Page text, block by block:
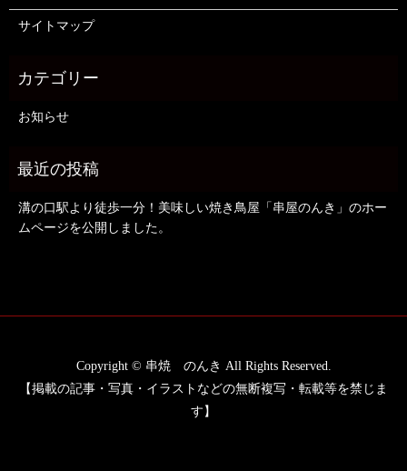
サイトマップ
お知らせ
溝の口駅より徒歩一分！美味しい焼き鳥屋「串屋のんき」のホー
ムページを公開しました。
Copyright © 串焼 のんき All Rights Reserved.
【掲載の記事・写真・イラストなどの無断複写・転載等を禁じま
す】